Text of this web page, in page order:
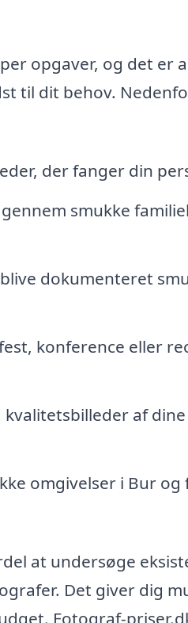
opgaver, og det er
til dit behov.
der fanger din
smukke
dokumenteret
konference eller
kvalitetsbilleder af
omgivelser i Bur og
at undersøge
Det giver dig
Fotograf-